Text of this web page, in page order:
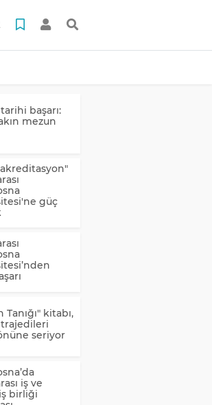
başarı:
mezun
akreditasyon"
güç
Tanığı" kitabı,
trajedileri
seriyor
iş ve
birliği